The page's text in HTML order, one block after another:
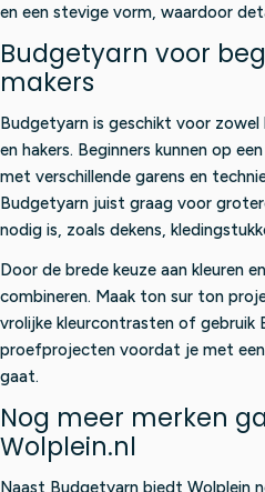
en een stevige vorm, waardoor
Budgetyarn voor
makers
Budgetyarn is geschikt voor zowel
en hakers. Beginners kunnen op
met verschillende garens en
Budgetyarn juist graag voor
nodig is, zoals dekens,
Door de brede keuze aan kleuren
combineren. Maak ton sur ton
vrolijke kleurcontrasten of gebruik
proefprojecten voordat je met een
gaat.
Nog meer merken
Wolplein.nl
Naast Budgetyarn biedt Wolplein